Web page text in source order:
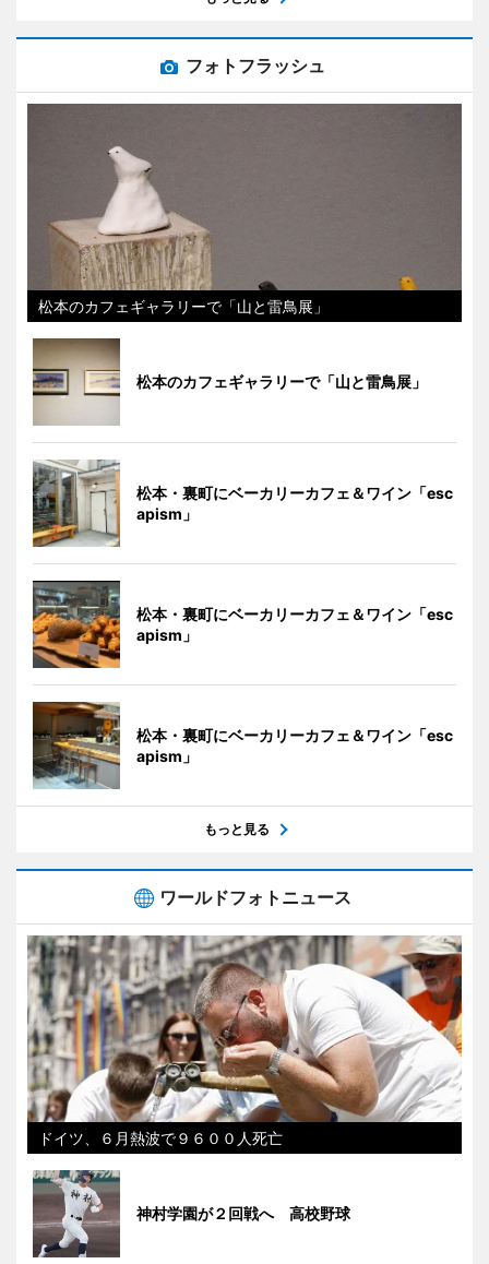
フォトフラッシュ
松本のカフェギャラリーで「山と雷鳥展」
松本のカフェギャラリーで「山と雷鳥展」
松本・裏町にベーカリーカフェ＆ワイン「esc
apism」
松本・裏町にベーカリーカフェ＆ワイン「esc
apism」
松本・裏町にベーカリーカフェ＆ワイン「esc
apism」
もっと見る
ワールドフォトニュース
ドイツ、６月熱波で９６００人死亡
神村学園が２回戦へ 高校野球